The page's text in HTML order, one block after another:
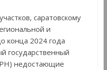
саратовскому
и
конца 2024 года
государственный
недостающие